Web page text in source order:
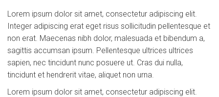
Lorem ipsum dolor sit amet, consectetur adipiscing elit.
Integer adipiscing erat eget risus sollicitudin pellentesque et
non erat. Maecenas nibh dolor, malesuada et bibendum a,
sagittis accumsan ipsum. Pellentesque ultrices ultrices
sapien, nec tincidunt nunc posuere ut. Cras dui nulla,
tincidunt et hendrerit vitae, aliquet non urna.
Lorem ipsum dolor sit amet, consectetur adipiscing elit.